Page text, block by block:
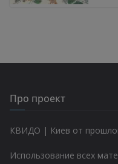
Про проект
КВИДО | Киев от
Использование всех